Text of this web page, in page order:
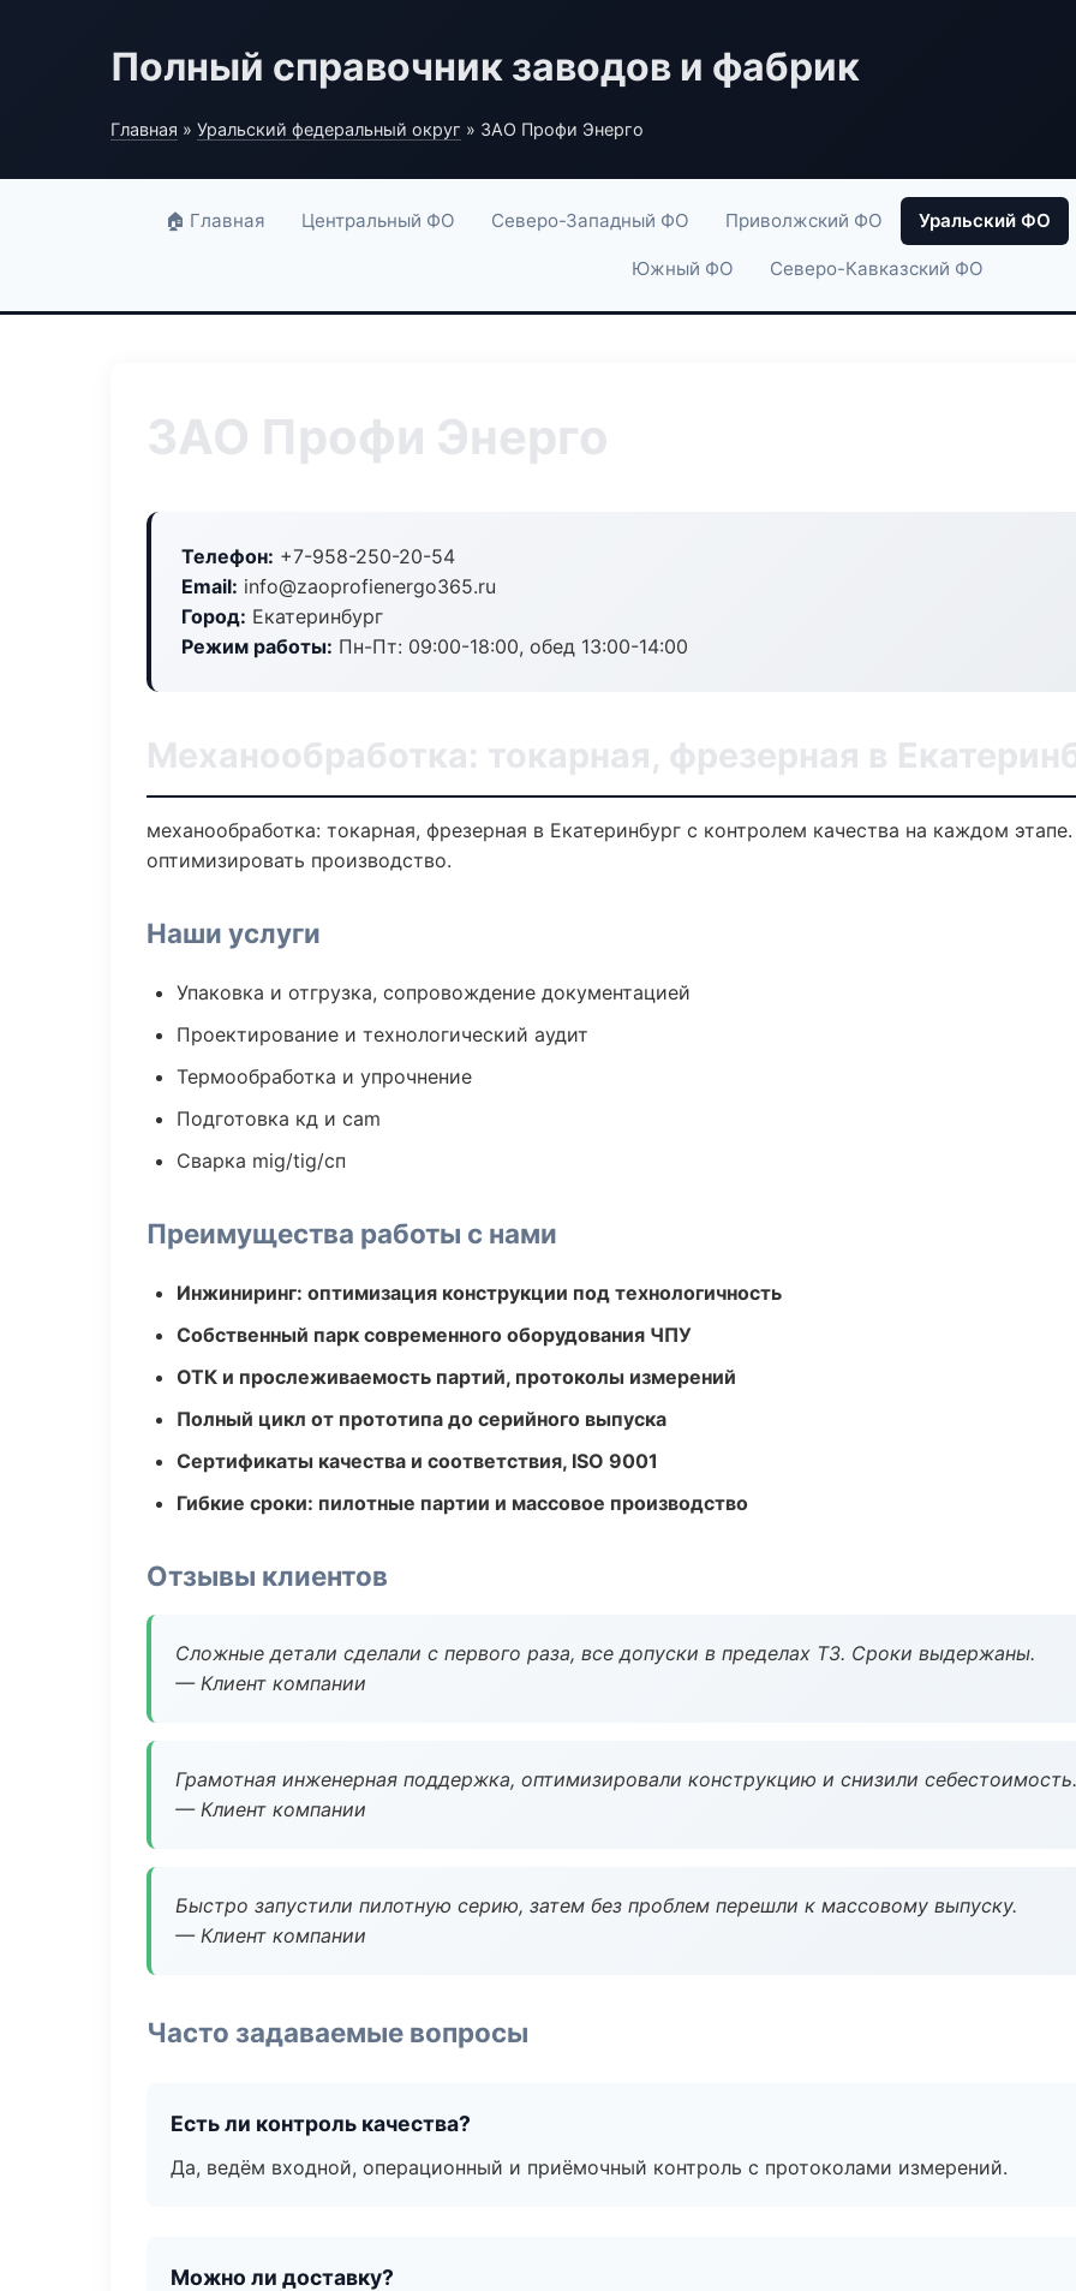
Полный справочник заводов и фабрик
Главная » Уральский федеральный округ » ЗАО Профи Энерго
🏠 Главная Центральный ФО Северо-Западный ФО Приволжский ФО Уральский ФО
Южный ФО Северо-Кавказский ФО
ЗАО Профи Энерго
Телефон: +7-958-250-20-54
Email: info@zaoprofienergo365.ru
Город: Екатеринбург
Режим работы: Пн-Пт: 09:00-18:00, обед 13:00-14:00
Механообработка: токарная, фрезерная в
механообработка: токарная, фрезерная в Екатеринбург с контролем качества на каждом
оптимизировать производство.
Наши услуги
Упаковка и отгрузка, сопровождение документацией
Проектирование и технологический аудит
Термообработка и упрочнение
Подготовка кд и cam
Сварка mig/tig/сп
Преимущества работы с нами
Инжиниринг: оптимизация конструкции под технологичность
Собственный парк современного оборудования ЧПУ
ОТК и прослеживаемость партий, протоколы измерений
Полный цикл от прототипа до серийного выпуска
Сертификаты качества и соответствия, ISO 9001
Гибкие сроки: пилотные партии и массовое производство
Отзывы клиентов
Сложные детали сделали с первого раза, все допуски в пределах ТЗ. Сроки выдержаны.
— Клиент компании
Грамотная инженерная поддержка, оптимизировали конструкцию и снизили себестоимость.
— Клиент компании
Быстро запустили пилотную серию, затем без проблем перешли к массовому выпуску.
— Клиент компании
Часто задаваемые вопросы
Есть ли контроль качества?
Да, ведём входной, операционный и приёмочный контроль с протоколами измерений.
Можно ли доставку?